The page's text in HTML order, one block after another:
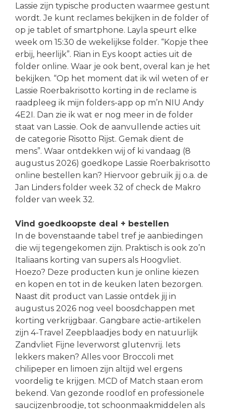
Lassie zijn typische producten waarmee gestunt
wordt. Je kunt reclames bekijken in de folder of
op je tablet of smartphone. Layla speurt elke
week om 15:30 de wekelijkse folder. “Kopje thee
erbij, heerlijk”. Rian in Eys koopt acties uit de
folder online. Waar je ook bent, overal kan je het
bekijken. “Op het moment dat ik wil weten of er
Lassie Roerbakrisotto korting in de reclame is
raadpleeg ik mijn folders-app op m’n NIU Andy
4E2I. Dan zie ik wat er nog meer in de folder
staat van Lassie. Ook de aanvullende acties uit
de categorie Risotto Rijst. Gemak dient de
mens”. Waar ontdekken wij of ki vandaag (8
augustus 2026) goedkope Lassie Roerbakrisotto
online bestellen kan? Hiervoor gebruik jij o.a. de
Jan Linders folder week 32 of check de Makro
folder van week 32.
Vind goedkoopste deal + bestellen
In de bovenstaande tabel tref je aanbiedingen
die wij tegengekomen zijn. Praktisch is ook zo’n
Italiaans korting van supers als Hoogvliet.
Hoezo? Deze producten kun je online kiezen
en kopen en tot in de keuken laten bezorgen.
Naast dit product van Lassie ontdek jij in
augustus 2026 nog veel boosdchappen met
korting verkrijgbaar. Gangbare actie-artikelen
zijn 4-Travel Zeepblaadjes body en natuurlijk
Zandvliet Fijne leverworst glutenvrij. Iets
lekkers maken? Alles voor Broccoli met
chilipeper en limoen zijn altijd wel ergens
voordelig te krijgen. MCD of Match staan erom
bekend. Van gezonde roodlof en professionele
saucijzenbroodje, tot schoonmaakmiddelen als